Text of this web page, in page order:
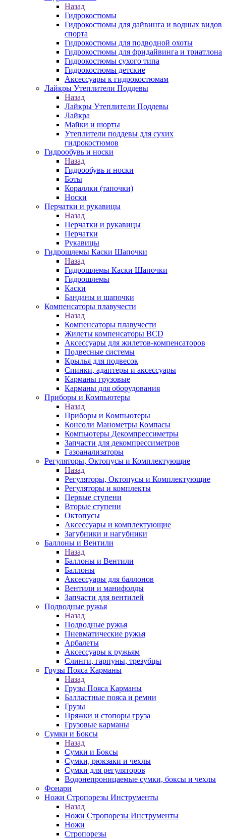
Назад
Гидрокостюмы
Гидрокостюмы для дайвинга и водных видов
спорта
Гидрокостюмы для подводной охоты
Гидрокостюмы для фридайвинга и триатлона
Гидрокостюмы сухого типа
Гидрокостюмы детские
Аксессуары к гидрокостюмам
Лайкры Утеплители Поддевы
Назад
Лайкры Утеплители Поддевы
Лайкра
Майки и шорты
Утеплители поддевы для сухих
гидрокостюмов
Гидрообувь и носки
Назад
Гидрообувь и носки
Боты
Кораллки (тапочки)
Носки
Перчатки и рукавицы
Назад
Перчатки и рукавицы
Перчатки
Рукавицы
Гидрошлемы Каски Шапочки
Назад
Гидрошлемы Каски Шапочки
Гидрошлемы
Каски
Банданы и шапочки
Компенсаторы плавучести
Назад
Компенсаторы плавучести
Жилеты компенсаторы BCD
Аксессуары для жилетов-компенсаторов
Подвесные системы
Крылья для подвесок
Спинки, адаптеры и аксессуары
Карманы грузовые
Карманы для оборудования
Приборы и Компьютеры
Назад
Приборы и Компьютеры
Консоли Манометры Компасы
Компьютеры Декомпрессиметры
Запчасти для декомпрессиметров
Газоанализаторы
Регуляторы, Октопусы и Комплектующие
Назад
Регуляторы, Октопусы и Комплектующие
Регуляторы и комплекты
Первые ступени
Вторые ступени
Октопусы
Аксессуары и комплектующие
Загубники и нагубники
Баллоны и Вентили
Назад
Баллоны и Вентили
Баллоны
Аксессуары для баллонов
Вентили и манифолды
Запчасти для вентилей
Подводные ружья
Назад
Подводные ружья
Пневматические ружья
Арбалеты
Аксессуары к ружьям
Слинги, гарпуны, трезубцы
Грузы Пояса Карманы
Назад
Грузы Пояса Карманы
Балластные пояса и ремни
Грузы
Пряжки и стопоры груза
Грузовые карманы
Сумки и Боксы
Назад
Сумки и Боксы
Сумки, рюкзаки и чехлы
Сумки для регуляторов
Водонепроницаемые сумки, боксы и чехлы
Фонари
Ножи Стропорезы Инструменты
Назад
Ножи Стропорезы Инструменты
Ножи
Стропорезы